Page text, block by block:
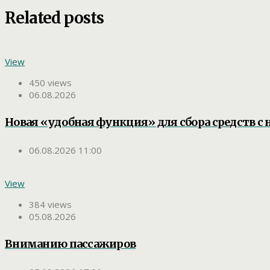
Related posts
View
450 views
06.08.2026
Новая «удобная функция» для сбора средств с
06.08.2026 11:00
View
384 views
05.08.2026
Вниманию пассажиров